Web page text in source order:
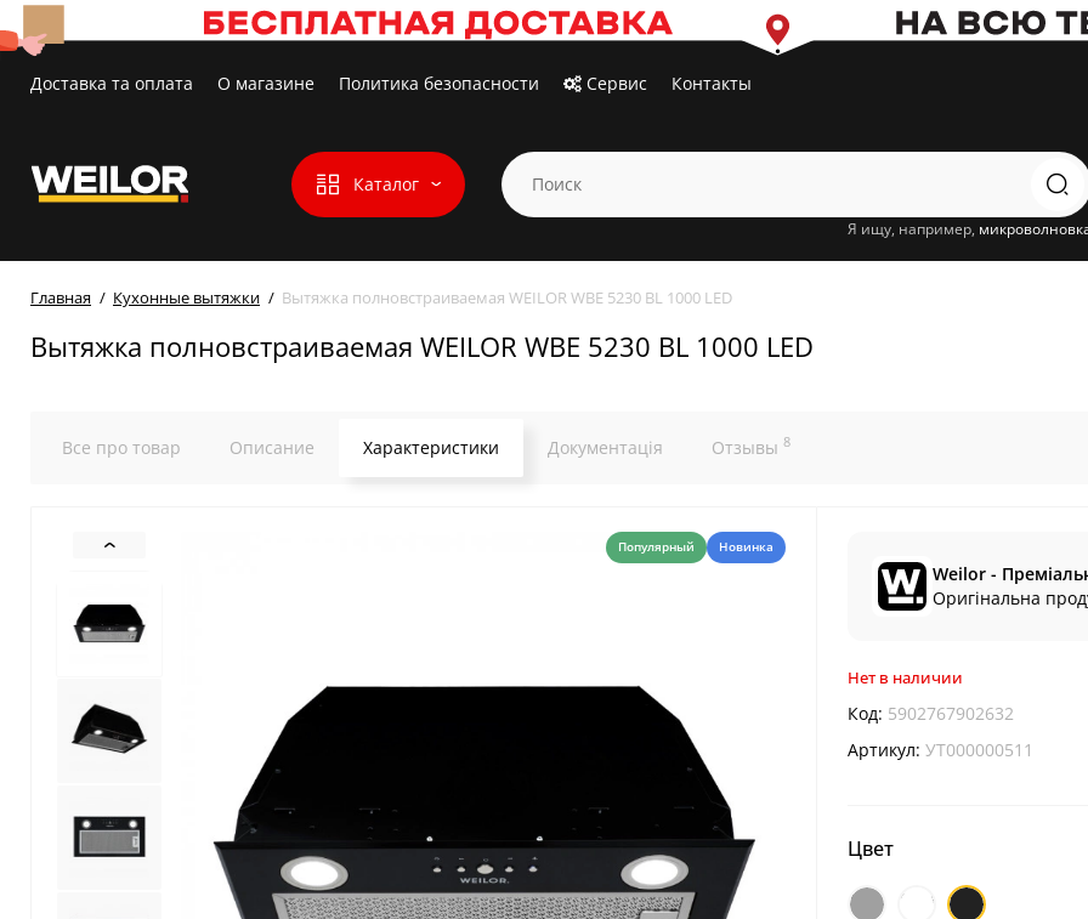
Доставка та оплата О магазине Политика безопасности Сервис Контакты
Каталог
Я ищу, например,
Главная Кухонные вытяжки Вытяжка полновстраиваемая WEILOR WBE 5230 BL 1000 LED
Вытяжка полновстраиваемая WEILOR WBE 5230 BL 1000 LED
Все про товар Описание Характеристики Документація Отзывы 8
Популярный Новинка
Weilor -
Оригінальна
Нет в наличии
Код: 5902767902632
Артикул: УТ000000511
Цвет
Нержавеющая
БелыйЧерный